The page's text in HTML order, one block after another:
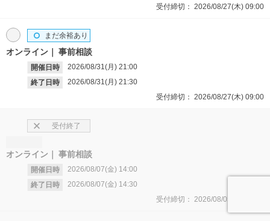
受付締切： 2026/08/27(木) 09:00
オンライン 事前相談
開催日時 2026/08/31(月) 21:00
終了日時
2026/08/31(月) 21:30
まだ余裕あり
受付締切： 2026/08/27(木) 09:00
オンライン 事前相談
開催日時 2026/08/07(金) 14:00
終了日時
2026/08/07(金) 14:30
受付終了
受付締切： 2026/08/05(水)